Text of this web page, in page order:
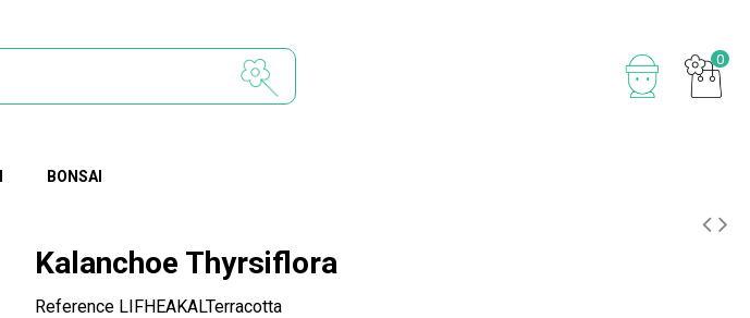
0
BONSAI
Kalanchoe Thyrsiflora
Reference LIFHEAKALTerracotta